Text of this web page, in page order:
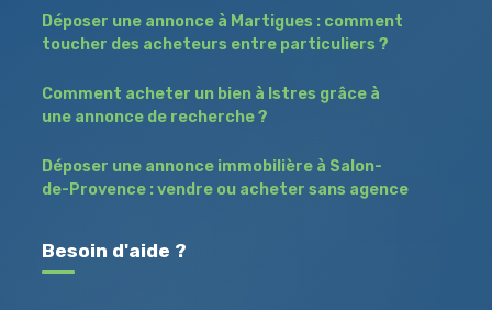
Déposer une annonce à Martigues : comment
toucher des acheteurs entre particuliers ?
Comment acheter un bien à Istres grâce à
une annonce de recherche ?
Déposer une annonce immobilière à Salon-
de-Provence : vendre ou acheter sans agence
Besoin d'aide ?